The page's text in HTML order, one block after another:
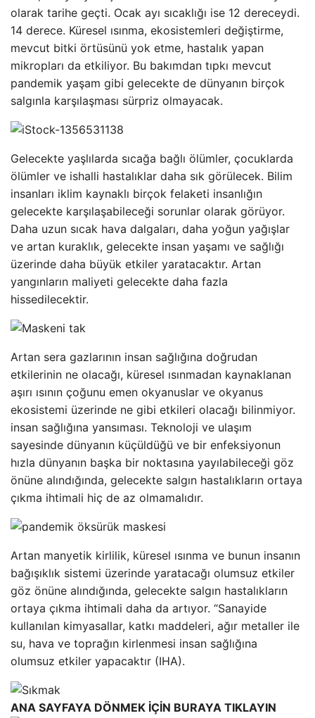
olarak tarihe geçti. Ocak ayı sıcaklığı ise 12 dereceydi.
14 derece. Küresel ısınma, ekosistemleri değiştirme,
mevcut bitki örtüsünü yok etme, hastalık yapan
mikropları da etkiliyor. Bu bakımdan tıpkı mevcut
pandemik yaşam gibi gelecekte de dünyanın birçok
salgınla karşılaşması sürpriz olmayacak.
Gelecekte yaşlılarda sıcağa bağlı ölümler, çocuklarda
ölümler ve ishalli hastalıklar daha sık görülecek. Bilim
insanları iklim kaynaklı birçok felaketi insanlığın
gelecekte karşılaşabileceği sorunlar olarak görüyor.
Daha uzun sıcak hava dalgaları, daha yoğun yağışlar
ve artan kuraklık, gelecekte insan yaşamı ve sağlığı
üzerinde daha büyük etkiler yaratacaktır. Artan
yangınların maliyeti gelecekte daha fazla
hissedilecektir.
Artan sera gazlarının insan sağlığına doğrudan
etkilerinin ne olacağı, küresel ısınmadan kaynaklanan
aşırı ısının çoğunu emen okyanuslar ve okyanus
ekosistemi üzerinde ne gibi etkileri olacağı bilinmiyor.
insan sağlığına yansıması. Teknoloji ve ulaşım
sayesinde dünyanın küçüldüğü ve bir enfeksiyonun
hızla dünyanın başka bir noktasına yayılabileceği göz
önüne alındığında, gelecekte salgın hastalıkların ortaya
çıkma ihtimali hiç de az olmamalıdır.
Artan manyetik kirlilik, küresel ısınma ve bunun insanın
bağışıklık sistemi üzerinde yaratacağı olumsuz etkiler
göz önüne alındığında, gelecekte salgın hastalıkların
ortaya çıkma ihtimali daha da artıyor. “Sanayide
kullanılan kimyasallar, katkı maddeleri, ağır metaller ile
su, hava ve toprağın kirlenmesi insan sağlığına
olumsuz etkiler yapacaktır (IHA).
ANA SAYFAYA DÖNMEK İÇİN BURAYA TIKLAYIN